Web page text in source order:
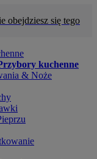
obejdziesz się tego
kuchenne
& Noże